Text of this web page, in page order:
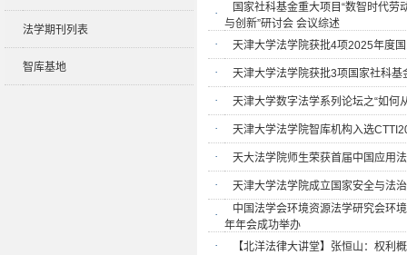
法学期刊列表
智库基地
·
国家社科基金重大项目“数智时代
与创新”研讨会 会议综述
· 天津大学法学院获批4项2025年度
· 天津大学法学院获批3项国家社科基
· 天津大学数字法学系列论坛之“如何
· 天津大学法学院智库机构入选
· 天大法学院师生荣获首届中国应用
· 天津大学法学院成立国家安全与法
·
中国法学会环境资源法学研究会环
年年会成功举办
· 【北洋法律大讲堂】张恒山：权利